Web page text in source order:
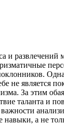
и развлечений
не является
За этим
таланта и
навыки, а не